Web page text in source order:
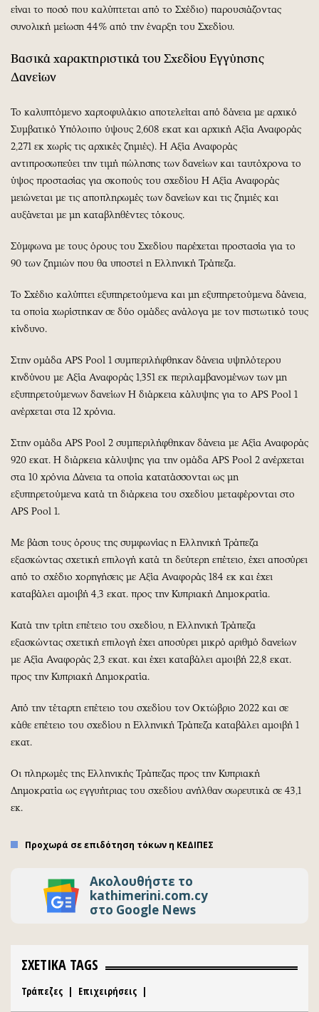
είναι το ποσό που καλύπτεται από το Σχέδιο) παρουσιάζοντας
συνολική μείωση 44% από την έναρξη του Σχεδίου.
Βασικά χαρακτηριστικά του Σχεδίου Εγγύησης
Δανείων
Το καλυπτόμενο χαρτοφυλάκιο αποτελείται από δάνεια με αρχικό
Συμβατικό Υπόλοιπο ύψους 2,608 εκατ και αρχική Αξία Αναφοράς
2,271 εκ χωρίς τις αρχικές ζημιές). Η Αξία Αναφοράς
αντιπροσωπεύει την τιμή πώλησης των δανείων και ταυτόχρονα το
ύψος προστασίας για σκοπούς του σχεδίου Η Αξία Αναφοράς
μειώνεται με τις αποπληρωμές των δανείων και τις ζημιές και
αυξάνεται με μη καταβληθέντες τόκους.
Σύμφωνα με τους όρους του Σχεδίου παρέχεται προστασία για το
90 των ζημιών που θα υποστεί η Ελληνική Τράπεζα.
Το Σχέδιο καλύπτει εξυπηρετούμενα και μη εξυπηρετούμενα δάνεια,
τα οποία χωρίστηκαν σε δύο ομάδες ανάλογα με τον πιστωτικό τους
κίνδυνο.
Στην ομάδα APS Pool 1 συμπεριλήφθηκαν δάνεια υψηλότερου
κινδύνου με Αξία Αναφοράς 1,351 εκ περιλαμβανομένων των μη
εξυπηρετούμενων δανείων Η διάρκεια κάλυψης για το APS Pool 1
ανέρχεται στα 12 χρόνια.
Στην ομάδα APS Pool 2 συμπεριλήφθηκαν δάνεια με Αξία Αναφοράς
920 εκατ. Η διάρκεια κάλυψης για την ομάδα APS Pool 2 ανέρχεται
στα 10 χρόνια Δάνεια τα οποία κατατάσσονται ως μη
εξυπηρετούμενα κατά τη διάρκεια του σχεδίου μεταφέρονται στο
APS Pool 1.
Με βάση τους όρους της συμφωνίας η Ελληνική Τράπεζα
εξασκώντας σχετική επιλογή κατά τη δεύτερη επέτειο, έχει αποσύρει
από το σχέδιο χορηγήσεις με Αξία Αναφοράς 184 εκ και έχει
καταβάλει αμοιβή 4,3 εκατ. προς την Κυπριακή Δημοκρατία.
Κατά την τρίτη επέτειο του σχεδίου, η Ελληνική Τράπεζα
εξασκώντας σχετική επιλογή έχει αποσύρει μικρό αριθμό δανείων
με Αξία Αναφοράς 2,3 εκατ. και έχει καταβάλει αμοιβή 22,8 εκατ.
προς την Κυπριακή Δημοκρατία.
Από την τέταρτη επέτειο του σχεδίου τον Οκτώβριο 2022 και σε
κάθε επέτειο του σχεδίου η Ελληνική Τράπεζα καταβάλει αμοιβή 1
εκατ.
Οι πληρωμές της Ελληνικής Τράπεζας προς την Κυπριακή
Δημοκρατία ως εγγυήτριας του σχεδίου ανήλθαν σωρευτικά σε 43,1
εκ.
Προχωρά σε επιδότηση τόκων η ΚΕΔΙΠΕΣ
Ακολουθήστε το
kathimerini.com.cy
στο Google News
ΣΧΕΤΙΚΑ TAGS
Τράπεζες | Επιχειρήσεις |